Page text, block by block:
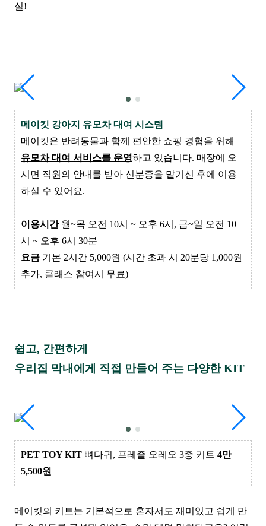
실!
메이킷 강아지 유모차 대여 시스템
메 이 킷은 반려동물과 함께 편안한 쇼핑 경험을 위해
유모차 대여 서비스를 운영하고 있습니다. 매장에 오
시면 직원의 안내를 받아 신분증을 맡기신 후에 이용
하실 수 있어요.
이용시간월~목 오전 10시 ~ 오후 6시, 금~일 오전 10
시 ~ 오후 6시 30분
요금 기본 2시간 5,000원 (시간 초과 시 20분당 1,000원
추가, 클래스 참여시 무료)
쉽고, 간편하게
우리집 막내에게 직접 만들어 주는 다양한 KIT
PET TOY KIT 뼈다귀, 프레즐 오레오 3종 키트 4만
5,500원
메이킷의 키트는 기본적으로 혼자서도 재미있고 쉽게 만